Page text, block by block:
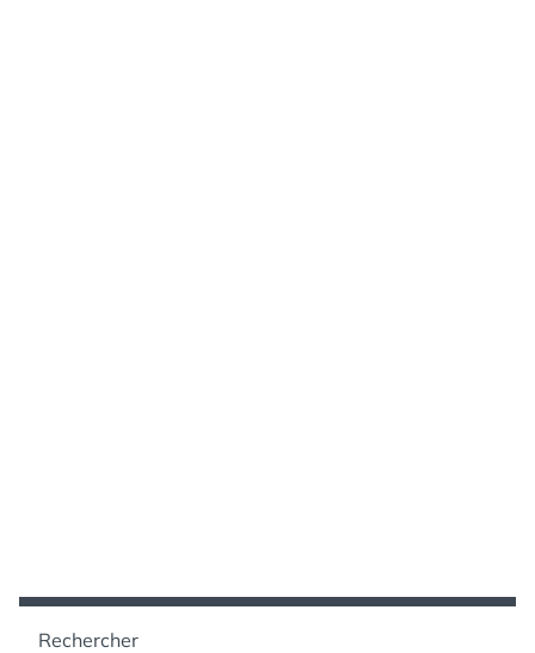
Rechercher